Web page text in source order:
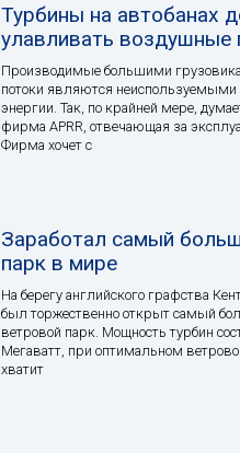
Турбины на автобанах
улавливать воздушные
Производимые большими
потоки являются неиспользуемыми
энергии. Так, по крайней мере,
фирма APRR, отвечающая за
Фирма хочет с
Заработал самый
парк в мире
На берегу английского графства
был торжественно открыт самый
ветровой парк. Мощность турбин
Мегаватт, при оптимальном
хватит